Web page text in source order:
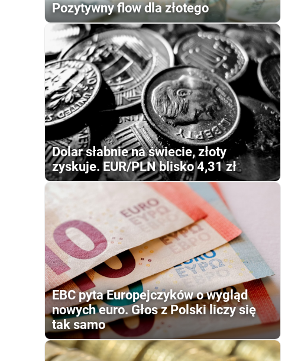
Pozytywny flow dla złotego
Dolar słabnie na świecie, złoty
zyskuje. EUR/PLN blisko 4,31 zł
EBC pyta Europejczyków o wygląd
nowych euro. Głos z Polski liczy się
tak samo